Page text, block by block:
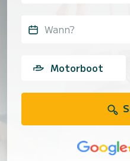
Wann?
Motorboot